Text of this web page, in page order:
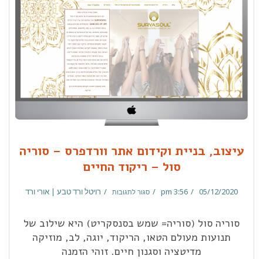
עיצוב, בניית וקידום אתר וורדפרס – סוריה
סול – ריקוד החיים
05/12/2020
3:56 pm סגור לתגובות רויטל ורד טבע | אורי ורד
סוריה סול (סוריה= שמש בסנסקריט) היא שילוב של
תנועות מעולם הטאו, הריקוד, יוגה, לב, מוזיקה
מדיטציה וסגנון חיים. זוהי הזמנה